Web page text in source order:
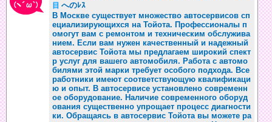
目 へのﾚｽ
В Москве существует множество автосервисов сп
ециализирующихся на Тойота. Профессионалы п
омогут вам с ремонтом и техническим обслужива
нием. Если вам нужен качественный и надежный
автосервис Тойота мы предлагаем широкий спект
р услуг для вашего автомобиля. Работа с автомо
билями этой марки требует особого подхода. Все
работники имеют соответствующую квалификаци
ю и опыт. В автосервисе установлено современн
ое оборудование. Наличие современного оборуд
ования существенно упрощает процесс диагности
ки. Обращаясь в автосервис Тойота вы можете ра